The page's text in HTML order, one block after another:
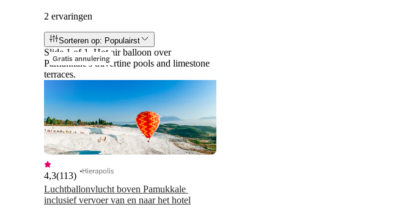
2 ervaringen
Sorteren op: Populairst
Gratis annulering
Slide 1 of 1, Hot air balloon over
Pamukkale's travertine pools and limestone
terraces.
Luchtballonvlucht boven Pamukkale
inclusief vervoer van en naar het hotel
4,3(113) Hierapolis